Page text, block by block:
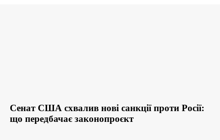
Сенат США схвалив нові санкції проти Росії:
що передбачає законопроєкт